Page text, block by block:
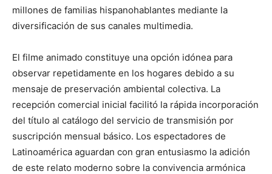
millones de familias hispanohablantes mediante la
diversificación de sus canales multimedia.
El filme animado constituye una opción idónea para
observar repetidamente en los hogares debido a su
mensaje de preservación ambiental colectiva. La
recepción comercial inicial facilitó la rápida incorporación
del título al catálogo del servicio de transmisión por
suscripción mensual básico. Los espectadores de
Latinoamérica aguardan con gran entusiasmo la adición
de este relato moderno sobre la convivencia armónica